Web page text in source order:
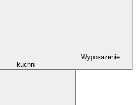
Wyposażenie
kuchni